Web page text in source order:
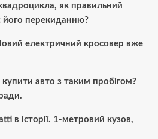
квадроцикла, як правильний
його перекиданню?
електричний кросовер вже
авто з таким пробігом?
в історії. 1-метровий кузов,